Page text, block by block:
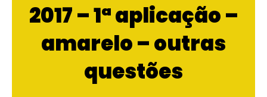
2017 – 1ª aplicação –
amarelo – outras
questões